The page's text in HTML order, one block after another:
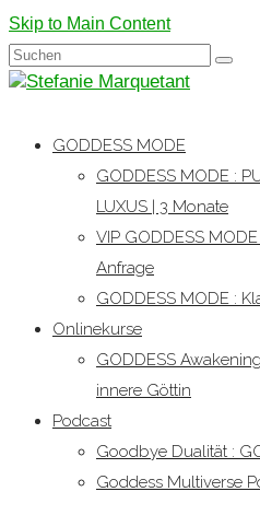
Skip to Main Content
Suchen
nach:
GODDESS MODE
GODDESS MODE :
LUXUS | 3 Monate
VIP GODDESS
Anfrage
GODDESS MODE :
Onlinekurse
GODDESS
innere Göttin
Podcast
Goodbye Dualität :
Goddess Multiverse